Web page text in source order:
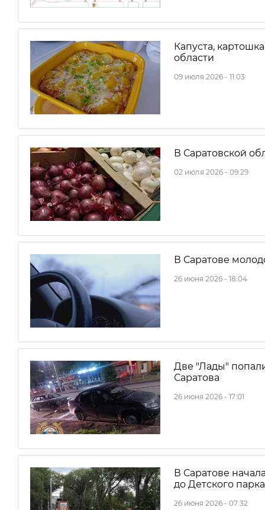
Капуста,
области
09 июля 2026 - 11:03
В Саратовской
02 июля 2026 - 09:29
В Саратове
26 июня 2026 - 18:04
Две "Лады"
Саратова
26 июня 2026 - 17:01
В Саратове
до Детского парка
26 июня 2026 - 07:32